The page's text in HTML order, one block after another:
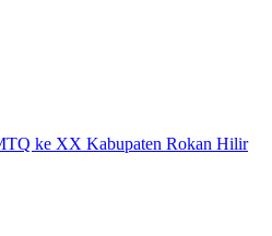
ke XX Kabupaten Rokan Hilir